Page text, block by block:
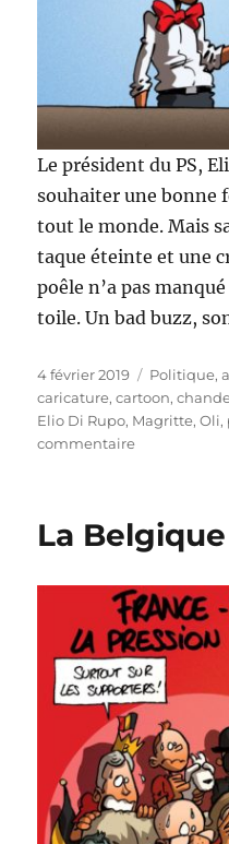
Le président du PS,
souhaiter une bonne
tout le monde. Mais
taque éteinte et une
poêle n’a pas
toile. Un bad buzz,
Publié
le
4 février 2019 Catégories
Politique,
caricature,cartoon,
Elio Di Rupo, Magritte,Oli,
commentairesur
Di
Rupo
La